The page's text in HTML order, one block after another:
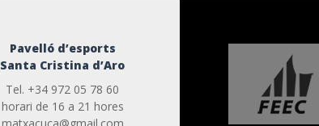
Pavelló d’esports
Santa Cristina d’Aro
Tel. +34 972 05 78 60
horari de 16 a 21 hores